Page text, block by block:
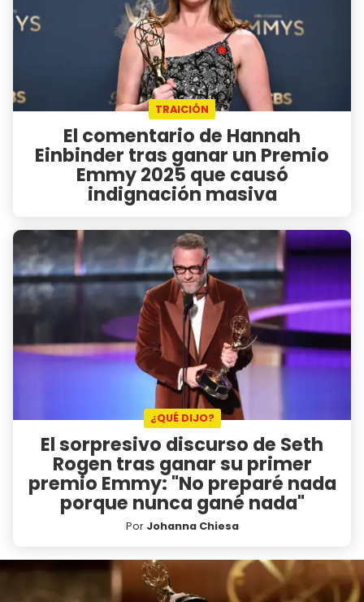
TRAICIÓN
El comentario de Hannah
Einbinder tras ganar un Premio
Emmy 2025 que causó
indignación masiva
¿QUÉ DIJO?
El sorpresivo discurso de Seth
Rogen tras ganar su primer
premio Emmy: "No preparé nada
porque nunca gané nada"
Por Johanna Chiesa